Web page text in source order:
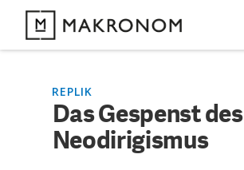
ARTIKEL
REPLIK
Das Gespenst des
Neodirigismus
KOMMENTARE ZU
Das Gespenst des